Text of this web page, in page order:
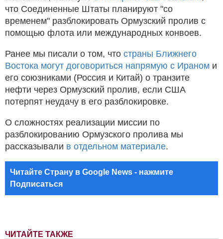
ЧИТАЙТЕ ТАКЖЕ
что Соединенные Штаты планируют "со
временем" разблокировать Ормузский пролив с
помощью флота или международных конвоев.
Ранее мы писали о том, что страны Ближнего
Востока могут договориться напрямую с Ираном и
его союзниками (Россия и Китай) о транзите
нефти через Ормузский пролив, если США
потерпят неудачу в его разблокировке.
О сложностях реализации миссии по
разблокированию Ормузского пролива мы
рассказывали в отдельном материале.
Читайте Страну в Google News - нажмите
Подписаться